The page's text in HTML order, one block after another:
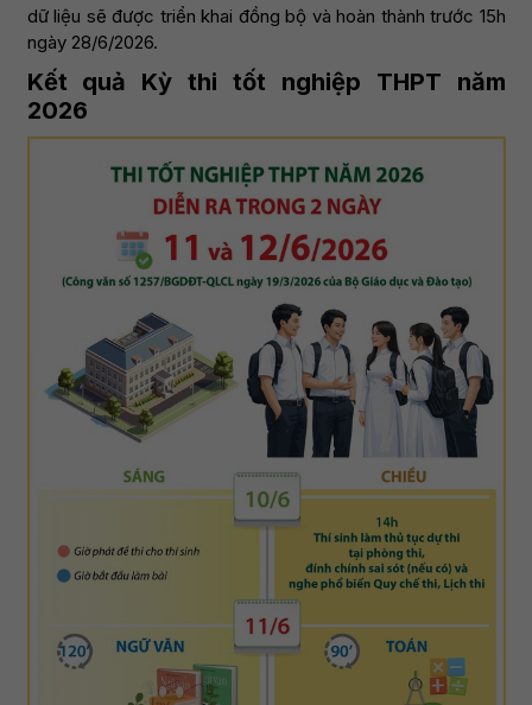
dữ liệu sẽ được triển khai đồng bộ và hoàn thành trước 15h
ngày 28/6/2026.
Kết quả Kỳ thi tốt nghiệp THPT năm
2026